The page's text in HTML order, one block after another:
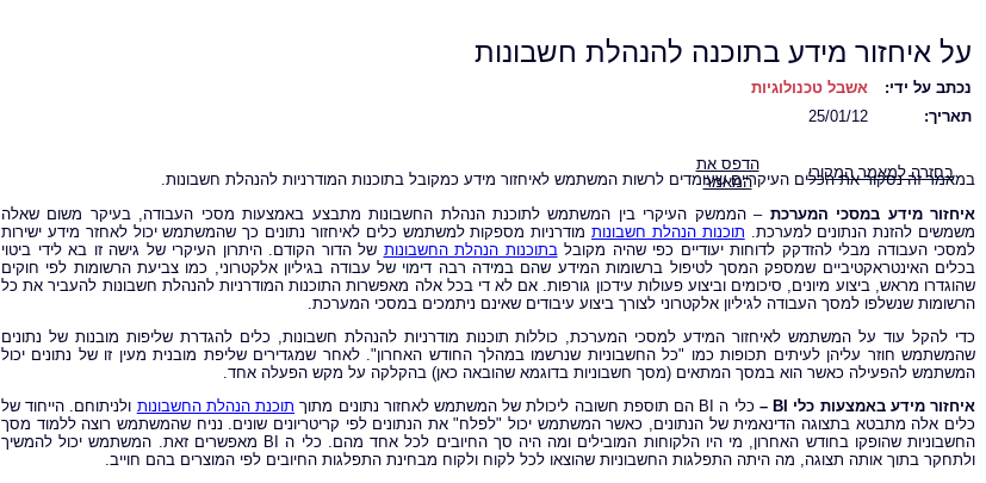
על איחזור מידע בתוכנה להנהלת חשבונות
נכתב על ידי:
אשבל טכנולוגיות
תאריך:
25/01/12
בחזרה למאמר המקורי
הדפס את
המאמר
במאמר זה נסקור את הכלים העיקריים שעומדים לרשות המשתמש לאיחזור מידע כמקובל בתוכנות המודרניות להנהלת חשבונות.
איחזור מידע במסכי המערכת– הממשק העיקרי בין המשתמש לתוכנת הנהלת החשבונות מתבצע באמצעות מסכי העבודה, בעיקר משום שאלה
משמשים להזנת הנתונים למערכת. תוכנות הנהלת חשבונות מודרניות מספקות למשתמש כלים לאיחזור נתונים כך שהמשתמש יכול לאחזר מידע ישירות
למסכי העבודה מבלי להזדקק לדוחות יעודיים כפי שהיה מקובל בתוכנות הנהלת החשבונות של הדור הקודם. היתרון העיקרי של גישה זו בא לידי ביטוי
בכלים האינטראקטיביים שמספק המסך לטיפול ברשומות המידע שהם במידה רבה דימוי של עבודה בגיליון אלקטרוני, כמו צביעת הרשומות לפי חוקים
שהוגדרו מראש, ביצוע מיונים, סיכומים וביצוע פעולות עידכון גורפות. אם לא די בכל אלה מאפשרות התוכנות המודרניות להנהלת חשבונות להעביר את כל
הרשומות שנשלפו למסך העבודה לגיליון אלקטרוני לצורך ביצוע עיבודים שאינם ניתמכים במסכי המערכת.
כדי להקל עוד על המשתמש לאיחזור המידע למסכי המערכת, כוללות תוכנות מודרניות להנהלת חשבונות, כלים להגדרת שליפות מובנות של נתונים
שהמשתמש חוזר עליהן לעיתים תכופות כמו "כל החשבוניות שנרשמו במהלך החודש האחרון". לאחר שמגדירים שליפת מובנית מעין זו של נתונים יכול
המשתמש להפעילה כאשר הוא במסך המתאים (מסך חשבוניות בדוגמא שהובאה כאן) בהקלקה על מקש הפעלה אחד.
איחזור מידע באמצעות כלי BI
– כלי ה BI הם תוספת חשובה ליכולת של המשתמש לאחזור נתונים מתוך תוכנת הנהלת החשבונות ולניתוחם. הייחוד של
כלים אלה מתבטא בתצוגה הדינאמית של הנתונים, כאשר המשתמש יכול "לפלח" את הנתונים לפי קריטריונים שונים. נניח שהמשתמש רוצה ללמוד מסך
החשבוניות שהופקו בחודש האחרון, מי היו הלקוחות המובילים ומה היה סך החיובים לכל אחד מהם. כלי ה BI מאפשרים זאת. המשתמש יכול להמשיך
ולתחקר בתוך אותה תצוגה, מה היתה התפלגות החשבוניות שהוצאו לכל לקוח ולקוח מבחינת התפלגות החיובים לפי המוצרים בהם חוייב.